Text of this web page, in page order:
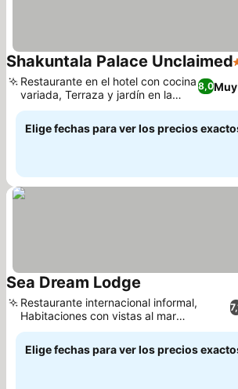
Shakuntala Palace Unclaimed
8,0
Restaurante en el hotel con cocina
variada, Terraza y jardín en la
azotea
Elige fechas para ver los precios
Sea Dream Lodge
Restaurante internacional informal,
Habitaciones con vistas al mar
disponibles
Elige fechas para ver los precios